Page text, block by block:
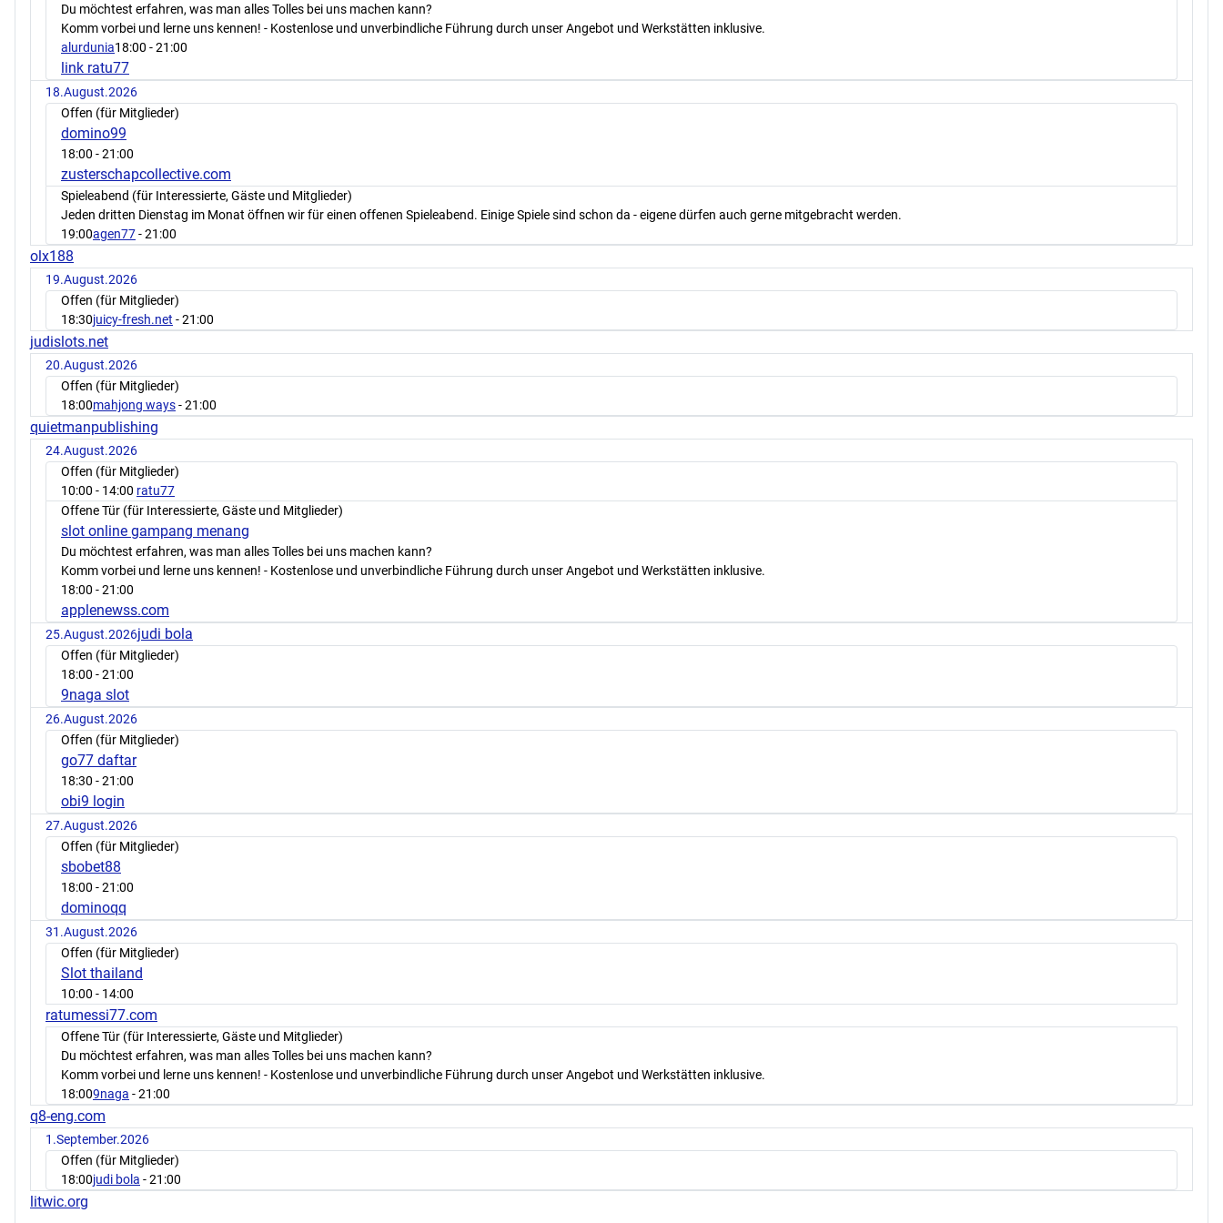
Du möchtest erfahren, was man alles Tolles bei uns machen kann?
Komm vorbei und lerne uns kennen! - Kostenlose und unverbindliche Führung durch unser Angebot und Werkstätten inklusive.
alurdunia18:00 - 21:00
link ratu77
18.August.2026
Offen (für Mitglieder)
domino99
18:00 - 21:00
zusterschapcollective.com
Spieleabend (für Interessierte, Gäste und Mitglieder)
Jeden dritten Dienstag im Monat öffnen wir für einen offenen Spieleabend. Einige Spiele sind schon da - eigene dürfen auch gerne mitgebracht werden.
19:00agen77- 21:00
olx188
19.August.2026
Offen (für Mitglieder)
18:30juicy-fresh.net - 21:00
judislots.net
20.August.2026
Offen (für Mitglieder)
18:00mahjong ways- 21:00
quietmanpublishing
24.August.2026
Offen (für Mitglieder)
10:00 - 14:00 ratu77
Offene Tür (für Interessierte, Gäste und Mitglieder)
slot online gampang menang
Du möchtest erfahren, was man alles Tolles bei uns machen kann?
Komm vorbei und lerne uns kennen! - Kostenlose und unverbindliche Führung durch unser Angebot und Werkstätten inklusive.
18:00 - 21:00
applenewss.com
25.August.2026judi bola
Offen (für Mitglieder)
18:00 - 21:00
9naga slot
26.August.2026
Offen (für Mitglieder)
go77 daftar
18:30 - 21:00
obi9 login
27.August.2026
Offen (für Mitglieder)
sbobet88
18:00 - 21:00
dominoqq
31.August.2026
Offen (für Mitglieder)
Slot thailand
10:00 - 14:00
ratumessi77.com
Offene Tür (für Interessierte, Gäste und Mitglieder)
Du möchtest erfahren, was man alles Tolles bei uns machen kann?
Komm vorbei und lerne uns kennen! - Kostenlose und unverbindliche Führung durch unser Angebot und Werkstätten inklusive.
18:009naga - 21:00
q8-eng.com
1.September.2026
Offen (für Mitglieder)
18:00judi bola - 21:00
litwic.org